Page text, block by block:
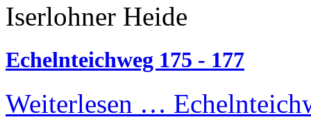
Iserlohner Heide
Echelnteichweg 175 - 177
Weiterlesen …